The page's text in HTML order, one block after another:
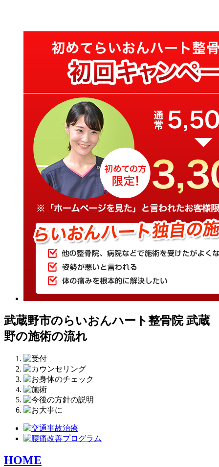
武蔵野市のらいおんハート整骨院 武蔵
野の施術の流れ
HOME